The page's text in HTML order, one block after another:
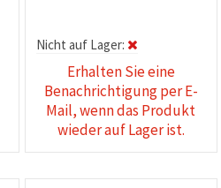
Nicht auf Lager:
Erhalten Sie eine
Benachrichtigung per E-
Mail, wenn das Produkt
wieder auf Lager ist.